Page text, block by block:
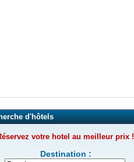
d'hôtels
votre hotel au meilleur prix !
Destination :